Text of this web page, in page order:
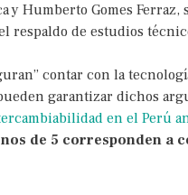
y Humberto Gomes Ferraz,
respaldo de estudios
contar con la
garantizar dichos
en el Perú
de 5 corresponden a